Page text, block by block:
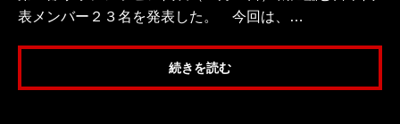
表メンバー２３名を発表した。 今回は、…
続きを読む